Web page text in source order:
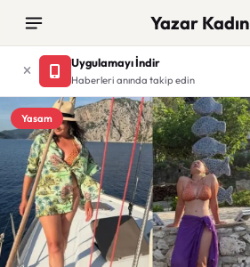
Yazar Kadın
Uygulamayı İndir
Haberleri anında takip edin
Yasam